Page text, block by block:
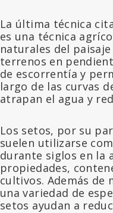
La última técnica
es una técnica
naturales del
terrenos en
de escorrentía y
largo de las curvas
atrapan el agua y
Los setos, por su
suelen utilizarse
durante siglos en la
propiedades,
cultivos. Además de
una variedad de
setos ayudan a